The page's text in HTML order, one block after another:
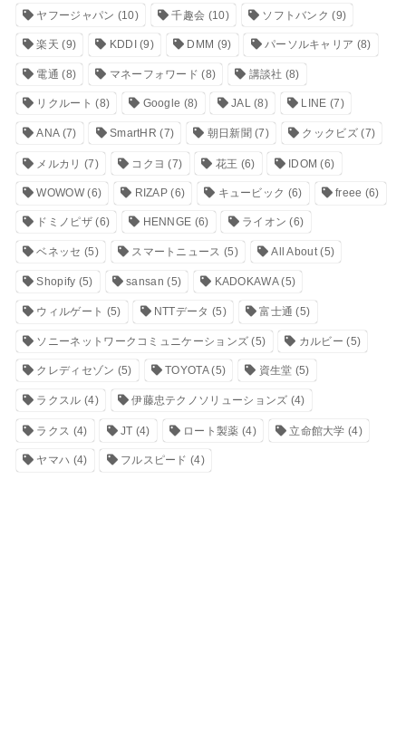
ヤフージャパン (10) 千趣会 (10) ソフトバンク (9)
楽天 (9) KDDI (9) DMM (9) パーソルキャリア (8)
電通 (8) マネーフォワード (8) 講談社 (8)
リクルート (8) Google (8) JAL(8) LINE (7)
ANA(7) SmartHR (7) 朝日新聞 (7) クックビズ(7)
メルカリ (7) コクヨ (7) 花王 (6) IDOM (6)
WOWOW(6) RIZAP (6) キュービック (6) freee (6)
ドミノピザ(6) HENNGE (6) ライオン (6)
ベネッセ (5) スマートニュース (5) All About(5)
Shopify (5) sansan (5) KADOKAWA(5)
ウィルゲート (5) NTTデータ (5) 富士通 (5)
ソニーネットワークコミュニケーションズ (5) カルビー (5)
クレディセゾン (5) TOYOTA(5) 資生堂 (5)
ラクスル (4) 伊藤忠テクノソリューションズ (4)
ラクス (4) JT (4) ロート製薬 (4) 立命館大学 (4)
ヤマハ (4) フルスピード (4)